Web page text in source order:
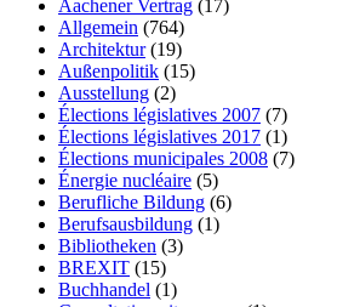
Aachener Vertrag (17)
Allgemein (764)
Architektur(19)
Außenpolitik (15)
Ausstellung (2)
Élections législatives 2007 (7)
Élections législatives 2017 (1)
Élections municipales 2008 (7)
Énergie nucléaire (5)
Berufliche Bildung (6)
Berufsausbildung (1)
Bibliotheken (3)
BREXIT (15)
Buchhandel (1)